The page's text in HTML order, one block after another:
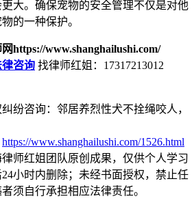
大。确保宠物的安全管理不仅是对他
的一种保护。
https://www.shanghailushi.com/
律咨询 找律师红姐：17317213012
纷咨询：邻居养烈性犬不拴绳咬人，
https://www.shanghailushi.com/1526.html
师红姐团队原创成果，仅供个人学习
小时内删除；未经书面授权，禁止任
须自行承担相应法律责任。